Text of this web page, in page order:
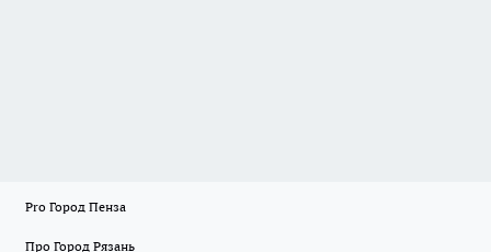
Pro Город Пенза
Про Город Рязань